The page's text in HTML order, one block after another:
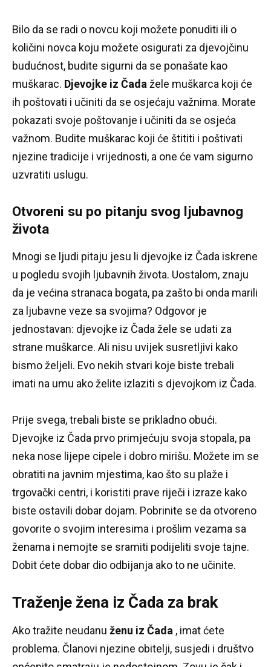
Bilo da se radi o novcu koji možete ponuditi ili o
količini novca koju možete osigurati za djevojčinu
budućnost, budite sigurni da se ponašate kao
muškarac. Djevojke iz Čada žele muškarca koji će
ih poštovati i učiniti da se osjećaju važnima. Morate
pokazati svoje poštovanje i učiniti da se osjeća
važnom. Budite muškarac koji će štititi i poštivati ​​
njezine tradicije i vrijednosti, a one će vam sigurno
uzvratiti uslugu.
Otvoreni su po pitanju svog ljubavnog
života
Mnogi se ljudi pitaju jesu li djevojke iz Čada iskrene
u pogledu svojih ljubavnih života. Uostalom, znaju
da je većina stranaca bogata, pa zašto bi onda marili
za ljubavne veze sa svojima? Odgovor je
jednostavan: djevojke iz Čada žele se udati za
strane muškarce. Ali nisu uvijek susretljivi kako
bismo željeli. Evo nekih stvari koje biste trebali
imati na umu ako želite izlaziti s djevojkom iz Čada.
Prije svega, trebali biste se prikladno obući.
Djevojke iz Čada prvo primjećuju svoja stopala, pa
neka nose lijepe cipele i dobro mirišu. Možete im se
obratiti na javnim mjestima, kao što su plaže i
trgovački centri, i koristiti prave riječi i izraze kako
biste ostavili dobar dojam. Pobrinite se da otvoreno
govorite o svojim interesima i prošlim vezama sa
ženama i nemojte se sramiti podijeliti svoje tajne.
Dobit ćete dobar dio odbijanja ako to ne učinite.
Traženje žena iz Čada za brak
Ako tražite neudanu ženu iz Čada , imat ćete
problema. Članovi njezine obitelji, susjedi i društvo